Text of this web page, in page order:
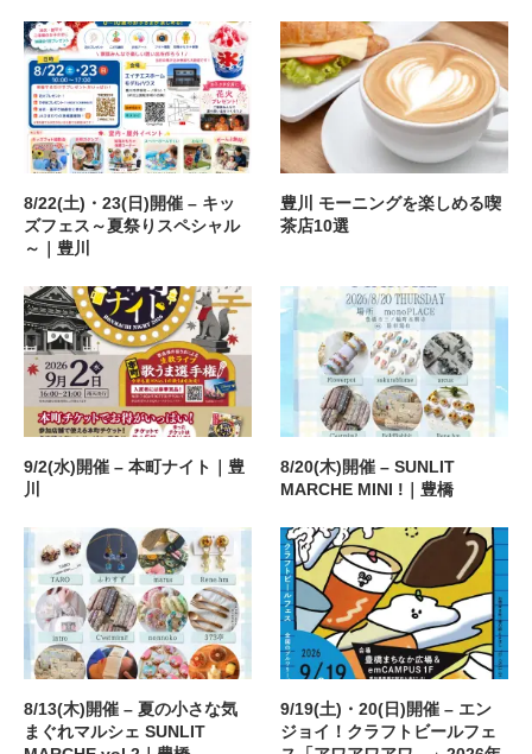
8/22(土)・23(日)開催 – キッ
ズフェス～夏祭りスペシャル
～｜豊川
豊川 モーニングを楽しめる喫
茶店10選
9/2(水)開催 – 本町ナイト｜豊
川
8/20(木)開催 – SUNLIT
MARCHE MINI !｜豊橋
8/13(木)開催 – 夏の小さな気
まぐれマルシェ SUNLIT
9/19(土)・20(日)開催 – エン
ジョイ！クラフトビールフェ